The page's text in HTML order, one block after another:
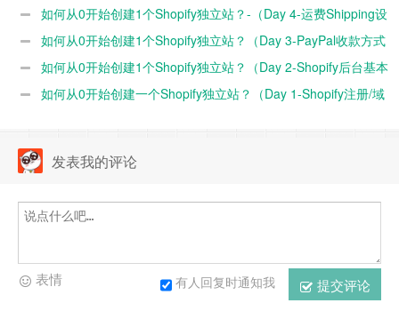
Zoho企业邮箱注册教程）
如何从0开始创建1个Shopify独立站？-（Day 4-运费Shipping设
置）如何从0开始创建1个Shopify独立站？（Day 3-PayPal收款方式
的设置）
如何从0开始创建1个Shopify独立站？（Day 2-Shopify后台基本
设置）如何从0开始创建一个Shopify独立站？（Day 1-Shopify注册/域
发表我的评论
提交评论
有人回复时通知我
表情